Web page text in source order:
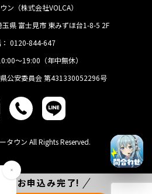
ン（株式会社VOLCA）
玉県 富士見市 東みずほ台1-8-5 2F
0120-844-647
〜19:00（年中無休）
公安委員会 第431330052296号
タウン All Rights Reserved.
でお申込み完了!